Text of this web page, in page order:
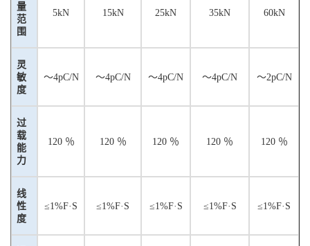
量
范
围
5kN 15kN 25kN 35kN 60kN
灵
敏
度
～4pC/N ～4pC/N ～4pC/N ～4pC/N ～2pC/N
过
载
能
力
120 ％ 120 ％ 120 ％ 120 ％ 120 ％
线
性
度
≤1%F·S ≤1%F·S ≤1%F·S ≤1%F·S ≤1%F·S